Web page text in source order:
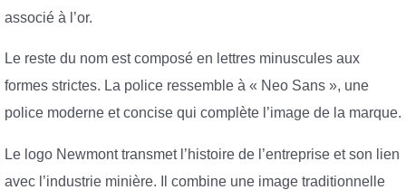
associé à l’or.
Le reste du nom est composé en lettres minuscules aux
formes strictes. La police ressemble à « Neo Sans », une
police moderne et concise qui complète l’image de la marque.
Le logo Newmont transmet l’histoire de l’entreprise et son lien
avec l’industrie minière. Il combine une image traditionnelle